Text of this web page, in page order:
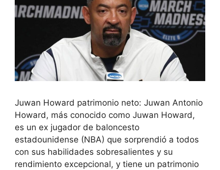
Juwan Howard patrimonio neto: Juwan Antonio
Howard, más conocido como Juwan Howard,
es un ex jugador de baloncesto
estadounidense (NBA) que sorprendió a todos
con sus habilidades sobresalientes y su
rendimiento excepcional, y tiene un patrimonio